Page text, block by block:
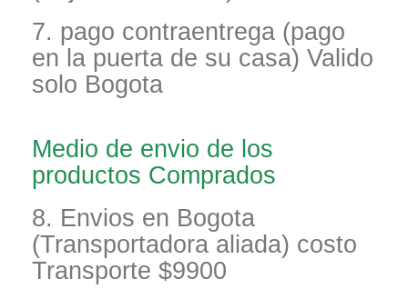
7. pago contraentrega (pago
en la puerta de su casa) Valido
solo Bogota
Medio de envio de los
productos Comprados
8. Envios en Bogota
(Transportadora aliada) costo
Transporte $9900